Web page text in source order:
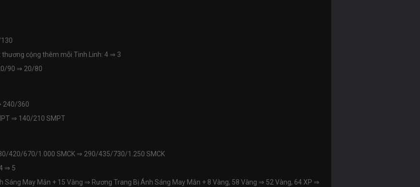
thương cộng thêm mỗi Tinh Linh: 4 ⇒ 3
90 ⇒ 20/80
240/360
⇒ 140/210 SMPT
420/670/1.000 SMCK ⇒ 290/435/730/1.250 SMCK
⇒ 5
Sáng May Mắn + 15 Vàng ⇒ Rương Trang Bị Ánh Sáng May Mắn + 8 Vàng, 58 Vàng ⇒ 52 Vàng, 64 XP ⇒